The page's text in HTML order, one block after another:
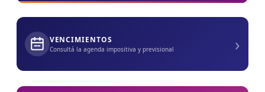
VENCIMIENTOS
Consultá la agenda impositiva y previsional ›